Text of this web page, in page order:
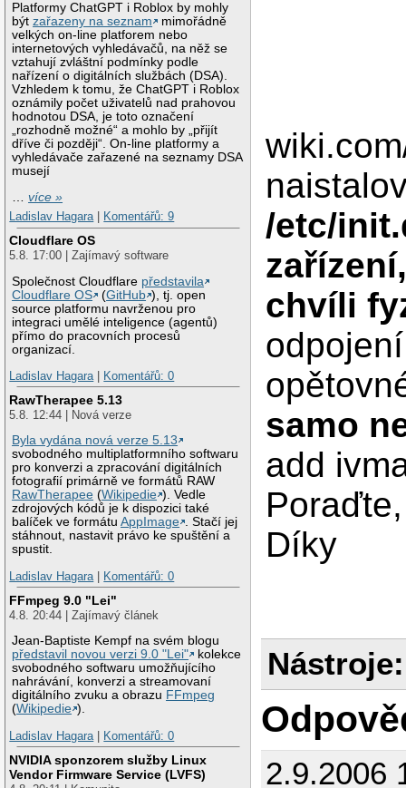
Platformy ChatGPT i Roblox by mohly
býtzařazeny na seznam
mimořádně
velkých on-line platforem nebo
internetových vyhledávačů, na něž se
vztahují zvláštní podmínky podle
nařízení o digitálních službách (DSA).
Vzhledem k tomu, že ChatGPT i Roblox
oznámily počet uživatelů nad prahovou
hodnotou DSA, je toto označení
„rozhodně možné“ a mohlo by „přijít
dříve či později“. On-line platformy a
vyhledávače zařazené na seznamy DSA
musejí
…více »
Ladislav Hagara| Komentářů: 9
Cloudflare OS
5.8. 17:00 | Zajímavý software
Společnost Cloudflare představila
Cloudflare OS
(GitHub ), tj. open
source platformu navrženou pro
integraci umělé inteligence (agentů)
přímo do pracovních procesů
organizací.
Ladislav Hagara| Komentářů: 0
RawTherapee 5.13
5.8. 12:44 | Nová verze
Byla vydána nová verze 5.13
svobodného multiplatformního softwaru
pro konverzi a zpracování digitálních
fotografií primárně ve formátů RAW
RawTherapee (Wikipedie ). Vedle
zdrojových kódů je k dispozici také
balíček ve formátuAppImage . Stačí jej
stáhnout, nastavit právo ke spuštění a
spustit.
Ladislav Hagara| Komentářů: 0
FFmpeg 9.0 "Lei"
4.8. 20:44 | Zajímavý článek
Jean-Baptiste Kempf na svém blogu
představil novou verzi 9.0 "Lei"
kolekce
svobodného softwaru umožňujícího
nahrávání, konverzi a streamovaní
digitálního zvuku a obrazu FFmpeg
(Wikipedie ).
Ladislav Hagara| Komentářů: 0
NVIDIA sponzorem služby Linux
Vendor Firmware Service (LVFS)
/etc/
chvíli
samo
add
Díky
Nástroje:
2.9.2006